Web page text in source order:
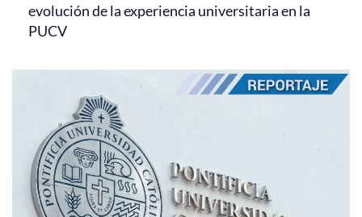
evolución de la experiencia universitaria en la
PUCV